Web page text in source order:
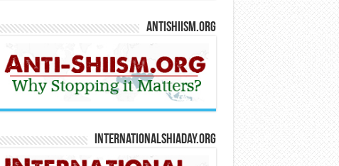
Antishiism.org
Internationalshiaday.org